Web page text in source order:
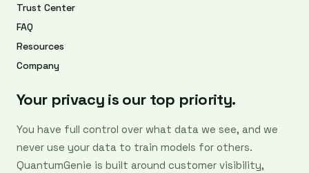
Trust Center
FAQ
Resources
Company
Your privacy is our top priority.
You have full control over what data we see, and we
never use your data to train models for others.
QuantumGenie is built around customer visibility,